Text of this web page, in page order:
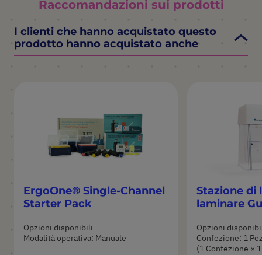
Raccomandazioni sui prodotti
I clienti che hanno acquistato questo
prodotto hanno acquistato anche
ErgoOne® Single-Channel
Starter Pack
Opzioni disponibili
Modalità operativa: Manuale
Stazione di
laminare
Opzioni
Confezione: 1
(1 Confezione ×